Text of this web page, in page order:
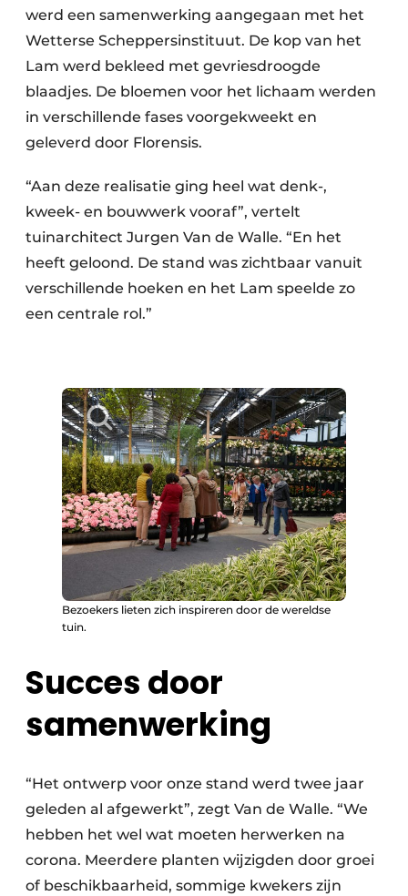
werd een samenwerking aangegaan met het
Wetterse Scheppersinstituut. De kop van het
Lam werd bekleed met gevriesdroogde
blaadjes. De bloemen voor het lichaam werden
in verschillende fases voorgekweekt en
geleverd door Florensis.
“Aan deze realisatie ging heel wat denk-,
kweek- en bouwwerk vooraf”, vertelt
tuinarchitect Jurgen Van de Walle. “En het
heeft geloond. De stand was zichtbaar vanuit
verschillende hoeken en het Lam speelde zo
een centrale rol.”
Bezoekers lieten zich inspireren door de wereldse
tuin.
Succes door
samenwerking
“Het ontwerp voor onze stand werd twee jaar
geleden al afgewerkt”, zegt Van de Walle. “We
hebben het wel wat moeten herwerken na
corona. Meerdere planten wijzigden door groei
of beschikbaarheid, sommige kwekers zijn